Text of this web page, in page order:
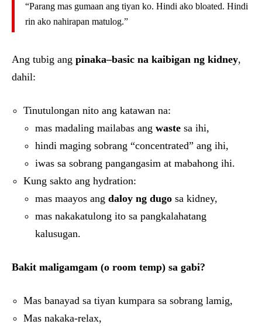
“Parang mas gumaan ang tiyan ko. Hindi ako bloated. Hindi
rin ako nahirapan matulog.”
Ang tubig ang pinaka–basic na kaibigan ng kidney,
dahil:
Tinutulongan nito ang katawan na:
mas madaling mailabas ang waste sa ihi,
hindi maging sobrang “concentrated” ang ihi,
iwas sa sobrang pangangasim at mabahong ihi.
Kung sakto ang hydration:
mas maayos ang daloy ng dugo sa kidney,
mas nakakatulong ito sa pangkalahatang
kalusugan.
Bakit maligamgam (o room temp) sa gabi?
Mas banayad sa tiyan kumpara sa sobrang lamig,
Mas nakaka-relax,